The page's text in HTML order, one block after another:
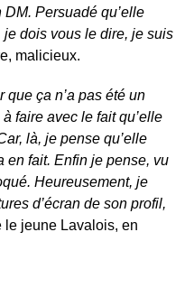
Persuadé qu’elle
dois vous le dire, je suis
malicieux.
ça n’a pas été un
faire avec le fait qu’elle
là, je pense qu’elle
en fait. Enfin je pense, vu
Heureusement, je
d’écran de son profil,
le jeune Lavalois, en